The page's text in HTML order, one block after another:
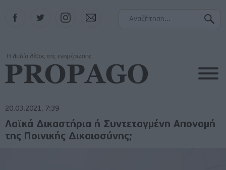
Instagram
20.03.2021, 7:39
Λαϊκά Δικαστήρια ή Συντεταγμένη Απονομή
της Ποινικής Δικαιοσύνης;